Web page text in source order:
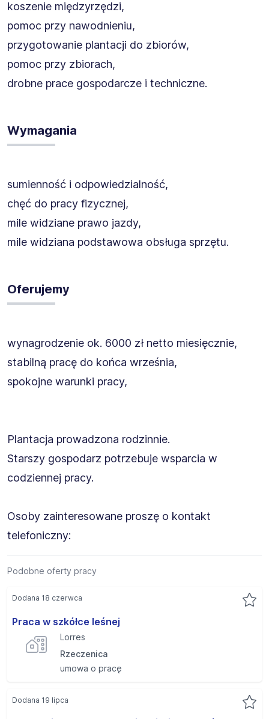
koszenie międzyrzędzi,
pomoc przy nawodnieniu,
przygotowanie plantacji do zbiorów,
pomoc przy zbiorach,
drobne prace gospodarcze i techniczne.
Wymagania
sumienność i odpowiedzialność,
chęć do pracy fizycznej,
mile widziane prawo jazdy,
mile widziana podstawowa obsługa sprzętu.
Oferujemy
wynagrodzenie ok. 6000 zł netto miesięcznie,
stabilną pracę do końca września,
spokojne warunki pracy,
Plantacja prowadzona rodzinnie.
Starszy gospodarz potrzebuje wsparcia w
codziennej pracy.
Osoby zainteresowane proszę o kontakt
telefoniczny:
Podobne oferty pracy
Praca w szkółce leśnej
Lorres
Rzeczenica
umowa o pracę
Dodana 18 czerwca
Dodana 19 lipca